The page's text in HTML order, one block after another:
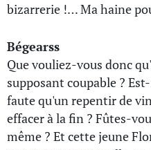
bizarrerie !… Ma haine
Bégearss
Que vouliez-vous donc
supposant coupable ?
faute qu'un repentir de
effacer à la fin ? Fûtes-
même ? Et cette jeune